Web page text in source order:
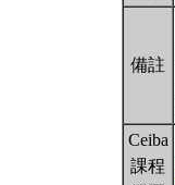
備註
Ceiba
課程